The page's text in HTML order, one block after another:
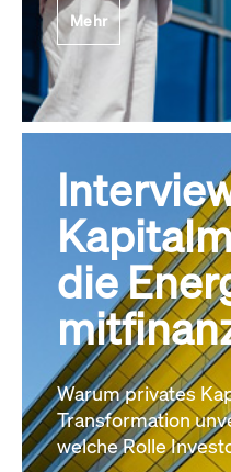
Mehr
die
Warum privates
Transformation
welche Rolle